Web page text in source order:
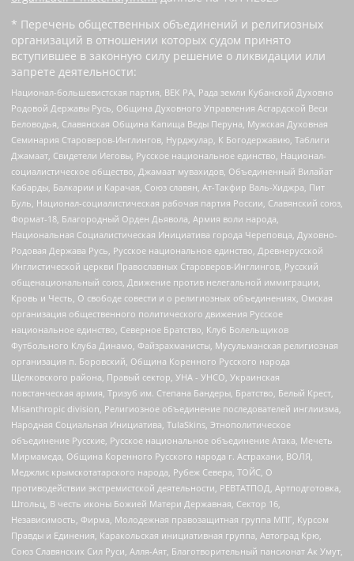
* Перечень общественных объединений и религиозных
организаций в отношении которых судом принято
вступившее в законную силу решение о ликвидации или
запрете деятельности:
Национал-большевистская партия, ВЕК РА, Рада земли Кубанской Духовно
Родовой Державы Русь, Община Духовного Управления Асгардской Веси
Беловодья, Славянская Община Капища Веды Перуна, Мужская Духовная
Семинария Староверов-Инглингов, Нурджулар, К Богодержавию, Таблиги
Джамаат, Свидетели Иеговы, Русское национальное единство, Национал-
социалистическое общество, Джамаат мувахидов, Объединенный Вилайат
Кабарды, Балкарии и Карачая, Союз славян, Ат-Такфир Валь-Хиджра, Пит
Буль, Национал-социалистическая рабочая партия России, Славянский союз,
Формат-18, Благородный Орден Дьявола, Армия воли народа,
Национальная Социалистическая Инициатива города Череповца, Духовно-
Родовая Держава Русь, Русское национальное единство, Древнерусской
Инглистической церкви Православных Староверов-Инглингов, Русский
общенациональный союз, Движение против нелегальной иммиграции,
Кровь и Честь, О свободе совести и о религиозных объединениях, Омская
организация общественного политического движения Русское
национальное единство, Северное Братство, Клуб Болельщиков
Футбольного Клуба Динамо, Файзрахманисты, Мусульманская религиозная
организация п. Боровский, Община Коренного Русского народа
Щелковского района, Правый сектор, УНА - УНСО, Украинская
повстанческая армия, Тризуб им. Степана Бандеры, Братство, Белый Крест,
Misanthropic division, Религиозное объединение последователей инглиизма,
Народная Социальная Инициатива, TulaSkins, Этнополитическое
объединение Русские, Русское национальное объединение Атака, Мечеть
Мирмамеда, Община Коренного Русского народа г. Астрахани, ВОЛЯ,
Меджлис крымскотатарского народа, Рубеж Севера, ТОЙС, О
противодействии экстремистской деятельности, РЕВТАТПОД, Артподготовка,
Штольц, В честь иконы Божией Матери Державная, Сектор 16,
Независимость, Фирма, Молодежная правозащитная группа МПГ, Курсом
Правды и Единения, Каракольская инициативная группа, Автоград Крю,
Союз Славянских Сил Руси, Алля-Аят, Благотворительный пансионат Ак Умут,